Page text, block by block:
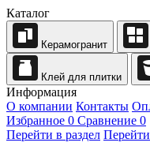
Каталог
Керамогранит
Клей для плитки
Информация
О компании Контакты
Избранное 0 Сравнение 0
Перейти в раздел